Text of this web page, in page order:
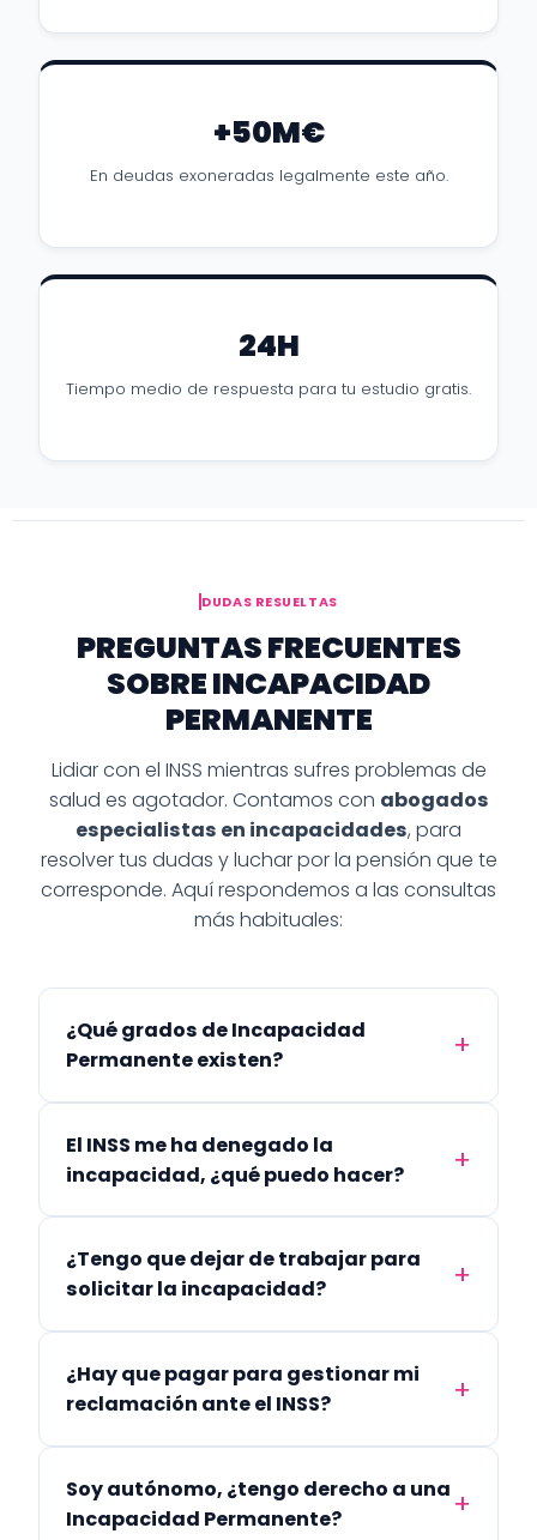
+50M€
En deudas exoneradas legalmente este año.
24H
Tiempo medio de respuesta para tu estudio gratis.
DUDAS RESUELTAS
PREGUNTAS FRECUENTES
SOBRE INCAPACIDAD
PERMANENTE
Lidiar con el INSS mientras sufres problemas de
salud es agotador. Contamos con abogados
especialistas en incapacidades, para
resolver tus dudas y luchar por la pensión que te
corresponde. Aquí respondemos a las consultas
más habituales:
¿Qué grados de Incapacidad
Permanente existen?
El INSS me ha denegado la
incapacidad, ¿qué puedo hacer?
¿Tengo que dejar de trabajar para
solicitar la incapacidad?
¿Hay que pagar para gestionar mi
reclamación ante el INSS?
Soy autónomo, ¿tengo derecho a una
Incapacidad Permanente?